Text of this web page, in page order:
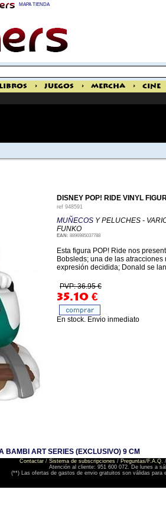
MAPA TIENDA
Libros > Juegos > Mercha > Cine
DISNEY POP! RIDE VINYL
ref 948591
MUÑECOS Y PELUCHES -
FUNKO
EAN: 8896985037788
Esta figura POP! Ride nos
Bobsleds; una de las
expresión decidida; Donald se
PVP: 36.95 €
35.10 €
En stock. Envio inmediato
BAMBI ART SERIES (EXCLUSIVO) 9 CM
Contactar / Sistema de subscripciones / Preguntas/F.A.Q. /
Atención al cliente: 951 600 072. De lunes a
(**) Las ofertas de gastos de envio gratuitos son válidas para